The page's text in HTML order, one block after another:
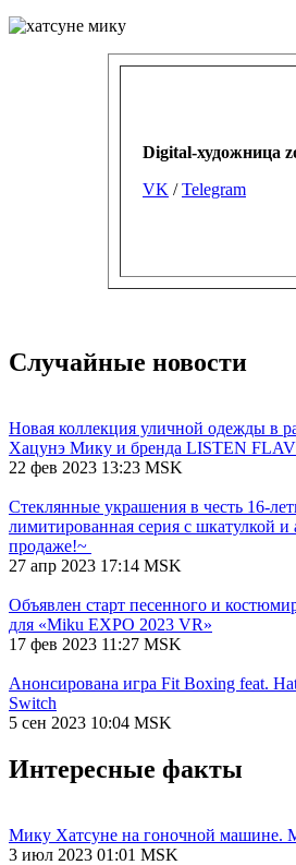
Digital-художница
VK /Telegram
Случайные новости
Новая коллекция уличной одежды в
Хацунэ Мику и бренда LISTEN
22 фев 2023 13:23 MSK
Стеклянные украшения в честь 16-
лимитированная серия с шкатулкой и
продаже!~
27 апр 2023 17:14 MSK
Объявлен старт песенного и
для «Miku EXPO 2023 VR»
17 фев 2023 11:27 MSK
Анонсирована игра Fit Boxing feat.
Switch
5 сен 2023 10:04 MSK
Интересные факты
Мику Хатсуне на гоночной машине.
3 июл 2023 01:01 MSK